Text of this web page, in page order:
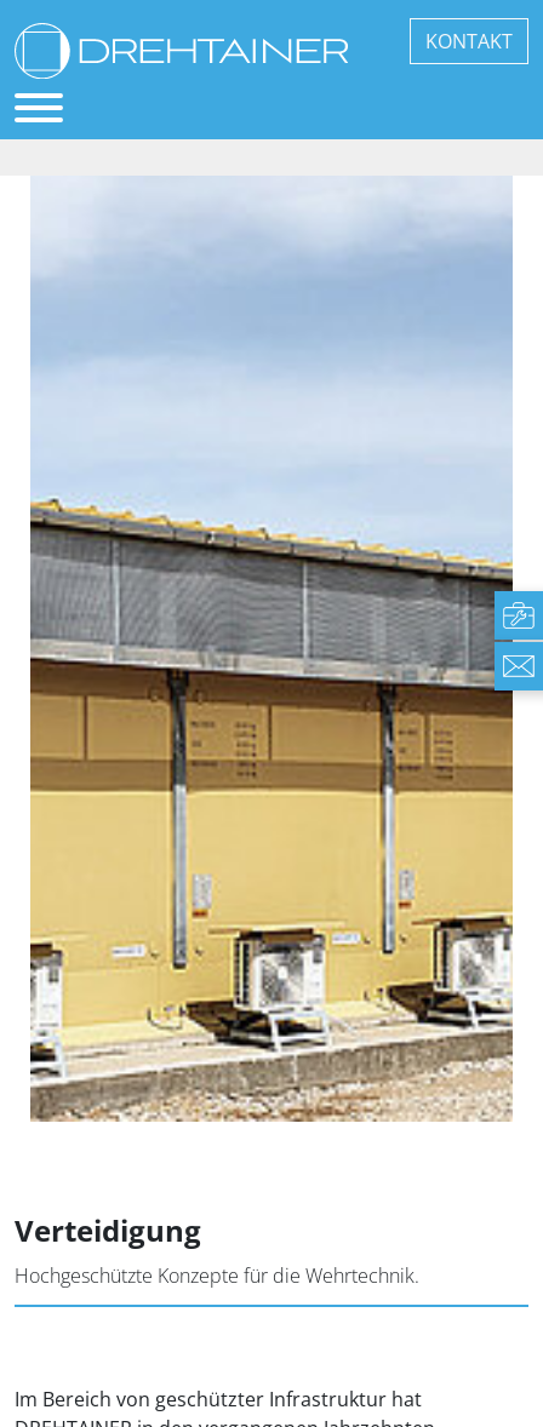
KONTAKT
Verteidigung
Hochgeschützte Konzepte für die Wehrtechnik.
Im Bereich von geschützter Infrastruktur hat